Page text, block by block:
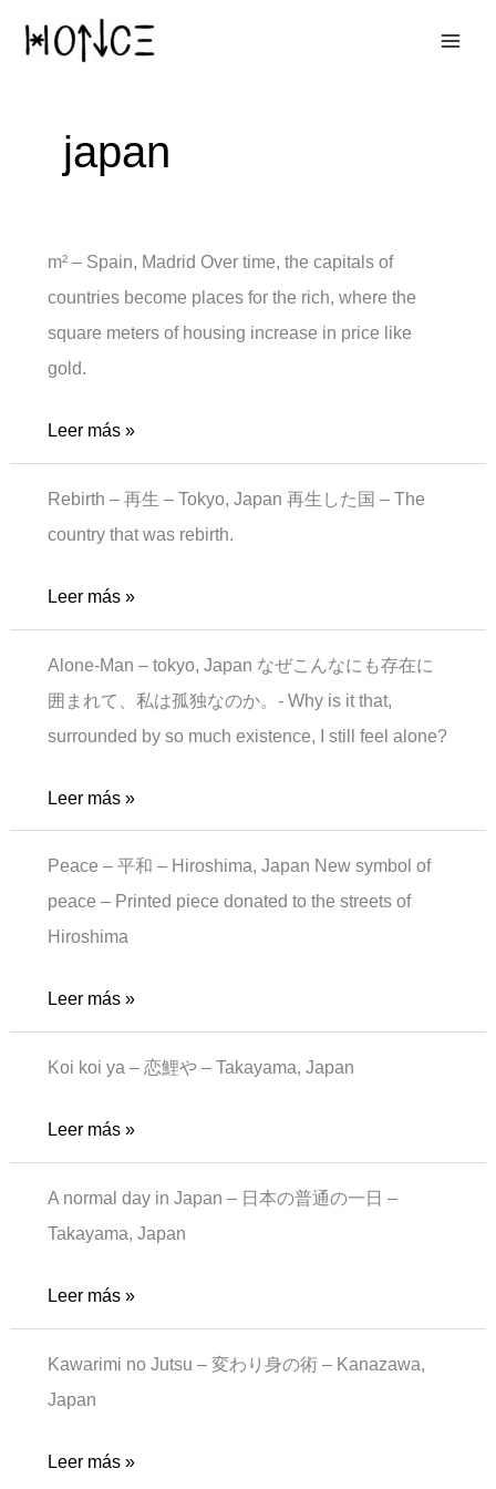
japan
m² – Spain, Madrid Over time, the capitals of
countries become places for the rich, where the
square meters of housing increase in price like
gold.
m2
Leer más »
Rebirth – 再生 – Tokyo, Japan 再生した国 – The
country that was rebirth.
Rebirth
Leer más »
Alone-Man – tokyo, Japan なぜこんなにも存在に
囲まれて、私は孤独なのか。- Why is it that,
surrounded by so much existence, I still feel alone?
Alone-
man
Leer más »
Peace – 平和 – Hiroshima, Japan New symbol of
peace – Printed piece donated to the streets of
Hiroshima
New
peace
Leer más »
Koi koi ya – 恋鯉や – Takayama, Japan
koi
koi
Leer más »
A normal day in Japan – 日本の普通の一日 –
Takayama, Japan
A
normal
day
in
Leer más »
Kawarimi no Jutsu – 変わり身の術 – Kanazawa,
Japan
Ninja
Leer más »